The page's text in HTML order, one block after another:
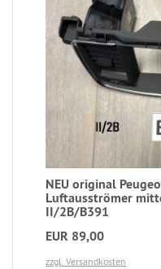
NEU original
Luftausströmer
II/2B/B391
EUR 89,00
zzgl. Versandkosten